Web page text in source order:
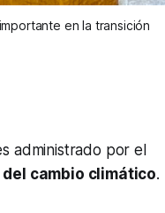
en la transición
administrado por el
cambio climático.